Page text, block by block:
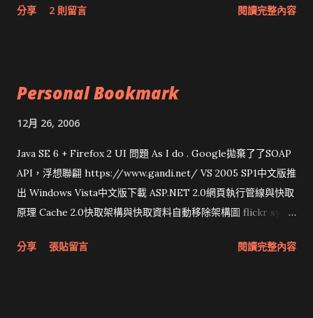
分享 2 則留言 閱讀完整內容
Personal Bookmark
12月 26, 2006
Java SE 6 + Firefox 2 UI 問題 As I do . Google拋棄了了SOAP
API，浮想聯翩 https://www.gandi.net/ VS 2005 SP1中文版推
出 Windows Vista中文版下載 ASP.NET 2.0網頁執行管線與快取
原理 Cache 2.0快取架構與快取資料自動移除架構圖 flickr sync
圖治推動改革 Wait and see 國內某SOC疑遭駭客入侵 大砲開講
分享 張貼留言 閱讀完整內容